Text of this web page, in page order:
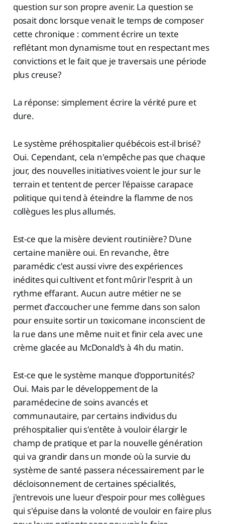
question sur son propre avenir. La question se
posait donc lorsque venait le temps de composer
cette chronique : comment écrire un texte
reflétant mon dynamisme tout en respectant mes
convictions et le fait que je traversais une période
plus creuse?
La réponse: simplement écrire la vérité pure et
dure.
Le système préhospitalier québécois est-il brisé?
Oui. Cependant, cela n'empêche pas que chaque
jour, des nouvelles initiatives voient le jour sur le
terrain et tentent de percer l'épaisse carapace
politique qui tend à éteindre la flamme de nos
collègues les plus allumés.
Est-ce que la misère devient routinière? D'une
certaine manière oui. En revanche, être
paramédic c'est aussi vivre des expériences
inédites qui cultivent et font mûrir l'esprit à un
rythme effarant. Aucun autre métier ne se
permet d'accoucher une femme dans son salon
pour ensuite sortir un toxicomane inconscient de
la rue dans une même nuit et finir cela avec une
crème glacée au McDonald's à 4h du matin.
Est-ce que le système manque d'opportunités?
Oui. Mais par le développement de la
paramédecine de soins avancés et
communautaire, par certains individus du
préhospitalier qui s'entête à vouloir élargir le
champ de pratique et par la nouvelle génération
qui va grandir dans un monde où la survie du
système de santé passera nécessairement par le
décloisonnement de certaines spécialités,
j'entrevois une lueur d'espoir pour mes collègues
qui s'épuise dans la volonté de vouloir en faire plus